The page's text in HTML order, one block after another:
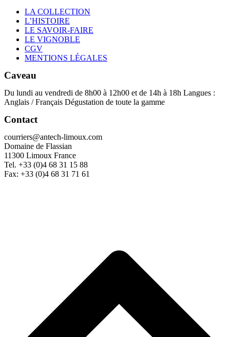
Menu
LA COLLECTION
L’HISTOIRE
LE SAVOIR-FAIRE
LE VIGNOBLE
CGV
MENTIONS LÉGALES
Caveau
Du lundi au vendredi de 8h00 à 12h00 et de 14h à 18h Langues :
Anglais / Français Dégustation de toute la gamme
Contact
courriers@antech-limoux.com
Domaine de Flassian
11300 Limoux France
Tel. +33 (0)4 68 31 15 88
Fax: +33 (0)4 68 31 71 61